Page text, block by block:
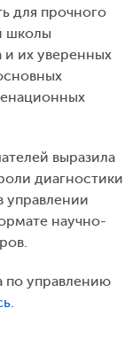
для прочного
школы
и их уверенных
выразила
диагностики
управлении
научно-
по управлению